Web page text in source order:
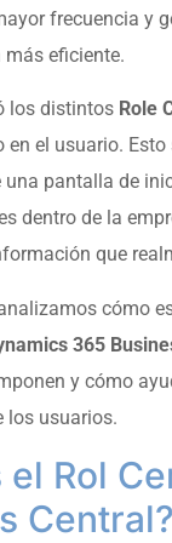
frecuencia y
eficiente.
los distintos Role
en el usuario.
una pantalla de
dentro de la
que
cómo
365
y cómo
los usuarios.
el Rol